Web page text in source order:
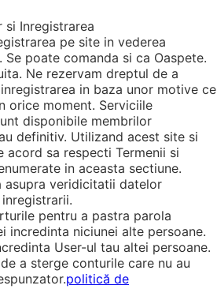
si Inregistrarea
pe site in vederea
poate comanda si ca Oaspete.
Ne rezervam dreptul de a
in baza unor motive ce
orice moment. Serviciile
disponibile membrilor
definitiv. Utilizand acest site si
acord sa respecti Termenii si
in aceasta sectiune.
asupra veridicitatii datelor
pentru a pastra parola
incredinta niciunei alte persoane.
User-ul tau altei persoane.
a sterge conturile care nu au
politică de